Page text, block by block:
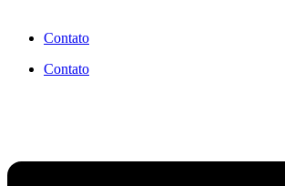
Contato
Contato